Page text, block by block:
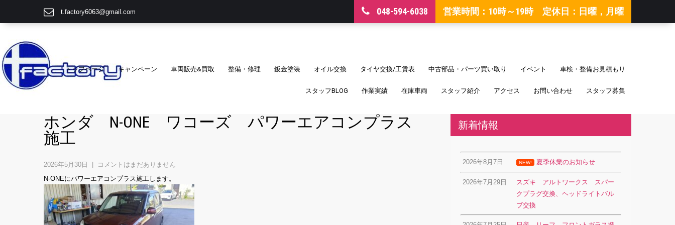
t.factory6063@gmail.com 048-594-6038 営業時間：10時～19時 定休日：日曜，月曜
トップページ キャンペーン 車両販売&買取 整備・修理 鈑金塗装 オイル交換 タイヤ交換/工賃表 中古部品・パーツ買い取り イベント 車検・整備お見積もり
スタッフBLOG 作業実績 在庫車両 スタッフ紹介 アクセス お問い合わせ スタッフ募集
ホンダ N-ONE ワコーズ パワーエアコンプラス
施工
2026年5月30日
コメントはまだありません
N-ONEにパワーエアコンプラス施工します。
新着情報
2026年8月7日 NEW! 夏季休業のお知らせ
2026年7月29日
スズキ アルトワークス スパー
クプラグ交換、ヘッドライトバル
ブ交換